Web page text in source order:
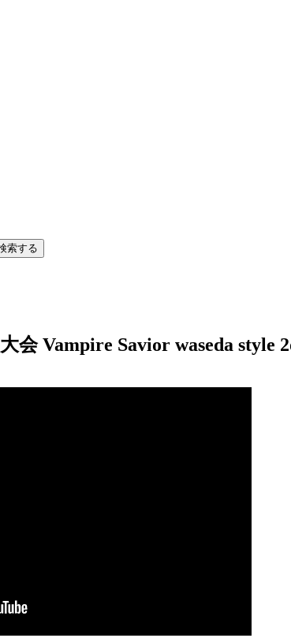
索する
会 Vampire Savior waseda style